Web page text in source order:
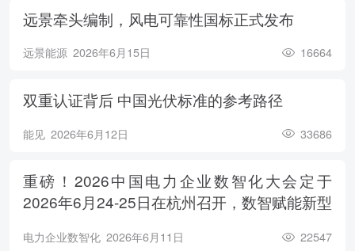
远景牵头编制，风电可靠性国标正式发布
远景能源 2026年6月15日 16664
双重认证背后 中国光伏标准的参考路径
能见 2026年6月12日 33686
重磅！2026中国电力企业数智化大会定于
2026年6月24-25日在杭州召开，数智赋能新型
电力企业数智化 2026年6月11日 22547